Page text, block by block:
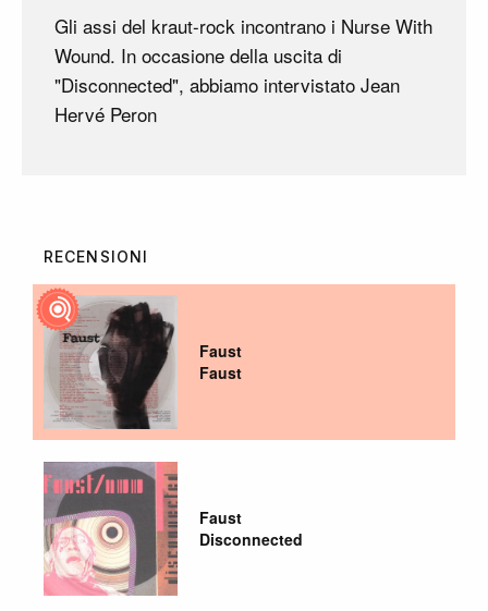
Gli assi del kraut-rock incontrano i Nurse With
Wound. In occasione della uscita di
"Disconnected", abbiamo intervistato Jean
Hervé Peron
RECENSIONI
Faust
Faust
Faust
Disconnected